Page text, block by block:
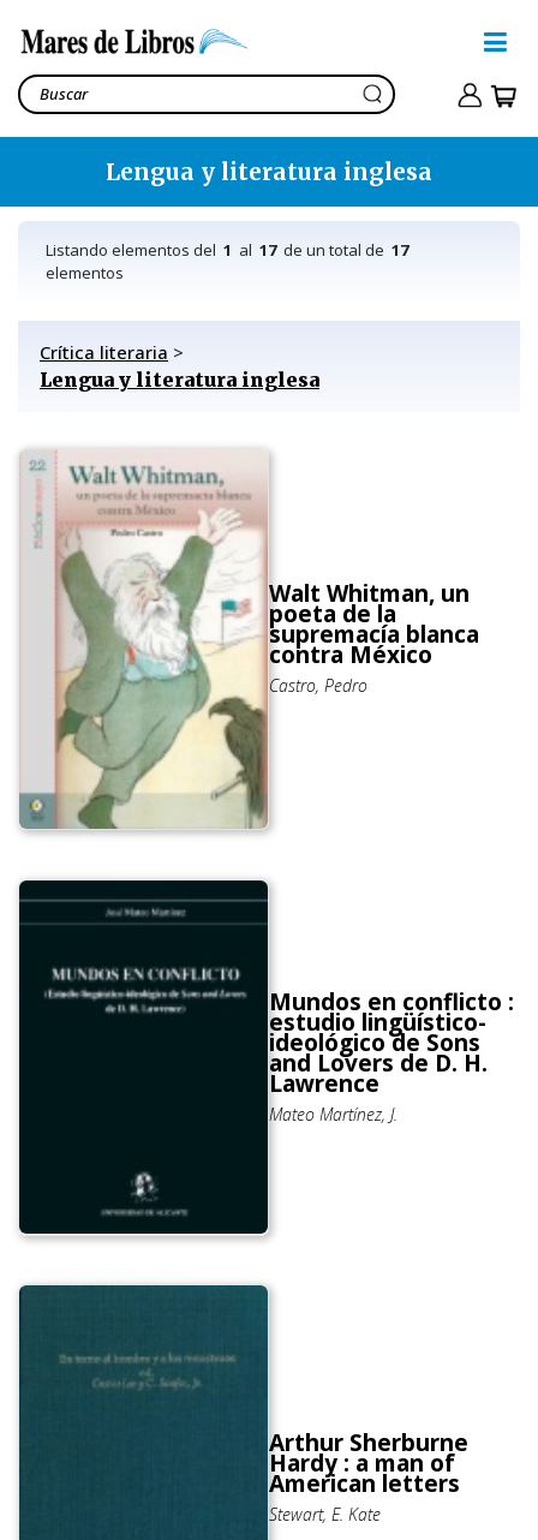
Lengua y literatura inglesa
Listando elementos del 1 al 17de un total de 17
elementos
Crítica literaria >
Lengua y literatura inglesa
Walt Whitman, un
poeta de la
supremacía blanca
contra México
Castro, Pedro
Mundos en conflicto :
estudio lingüístico-
ideológico de Sons
and Lovers de D. H.
Lawrence
Mateo Martínez, J.
Arthur Sherburne
Hardy : a man of
American letters
Stewart, E. Kate